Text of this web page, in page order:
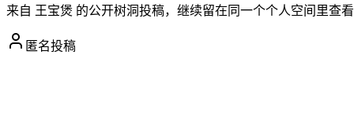
来自 王宝煲 的公开树洞投稿，继续留在同一个个人空间里查看
匿名投稿